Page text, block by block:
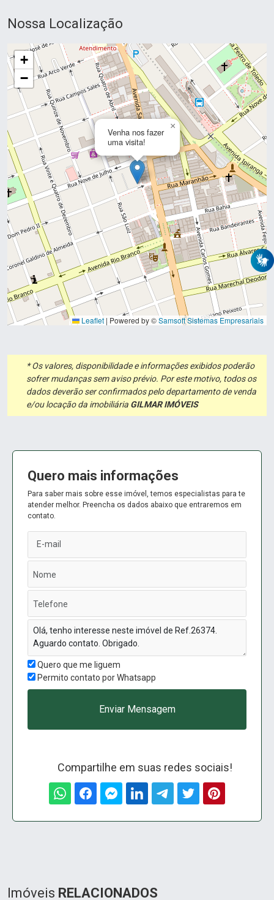
Nossa Localização
Venha nos fazer
uma visita!
×
+
−
Leaflet | Powered by ©Samsoft Sistemas Empresariais
* Os valores, disponibilidade e informações exibidos poderão
sofrer mudanças sem aviso prévio. Por este motivo, todos os
dados deverão ser confirmados pelo departamento de venda
e/ou locação da imobiliária GILMAR IMÓVEIS
Quero mais informações
Para saber mais sobre esse imóvel, temos especialistas para te
atender melhor. Preencha os dados abaixo que entraremos em
contato.
Quero que me liguem
Permito contato por Whatsapp
Enviar Mensagem
Compartilhe em suas redes sociais!
Imóveis RELACIONADOS